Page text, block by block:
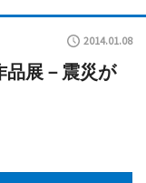
2014.01.08
品展－震災が